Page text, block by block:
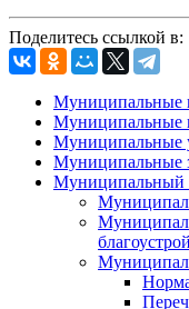
Поделитесь ссылкой в:
Муниципальные
Муниципальные
Муниципальные
Муниципальные
Муниципальный